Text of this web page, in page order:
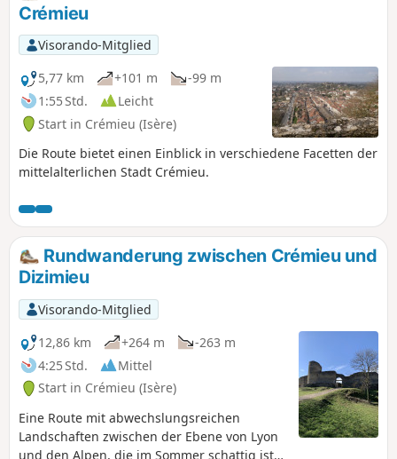
Crémieu
Visorando-Mitglied
5,77 km
+101 m
-99 m
1:55 Std.
Leicht
Start in Crémieu (Isère)
Die Route bietet einen Einblick in verschiedene Facetten der
mittelalterlichen Stadt Crémieu.
Rundwanderung zwischen Crémieu und
Dizimieu
Visorando-Mitglied
12,86 km
+264 m
-263 m
4:25 Std.
Mittel
Start in Crémieu (Isère)
Eine Route mit abwechslungsreichen
Landschaften zwischen der Ebene von Lyon
und den Alpen, die im Sommer schattig ist